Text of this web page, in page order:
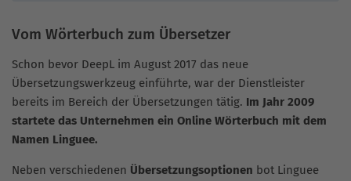
Vom Wörterbuch zum Übersetzer
Schon bevor DeepL im August 2017 das neue
Übersetzungswerkzeug einführte, war der Dienstleister
bereits im Bereich der Übersetzungen tätig. Im Jahr 2009
startete das Unternehmen ein Online Wörterbuch mit dem
Namen Linguee.
Neben verschiedenen Übersetzungsoptionen bot Linguee